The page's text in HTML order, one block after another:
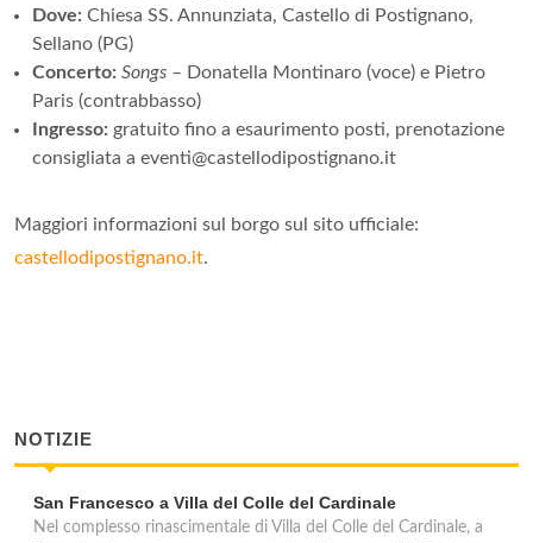
Dove: Chiesa SS. Annunziata, Castello di Postignano,
Sellano (PG)
Concerto: Songs – Donatella Montinaro (voce) e Pietro
Paris (contrabbasso)
Ingresso: gratuito fino a esaurimento posti, prenotazione
consigliata a eventi@castellodipostignano.it
Maggiori informazioni sul borgo sul sito ufficiale:
castellodipostignano.it.
NOTIZIE
San Francesco a Villa del Colle del Cardinale
Nel complesso rinascimentale di Villa del Colle del Cardinale, a